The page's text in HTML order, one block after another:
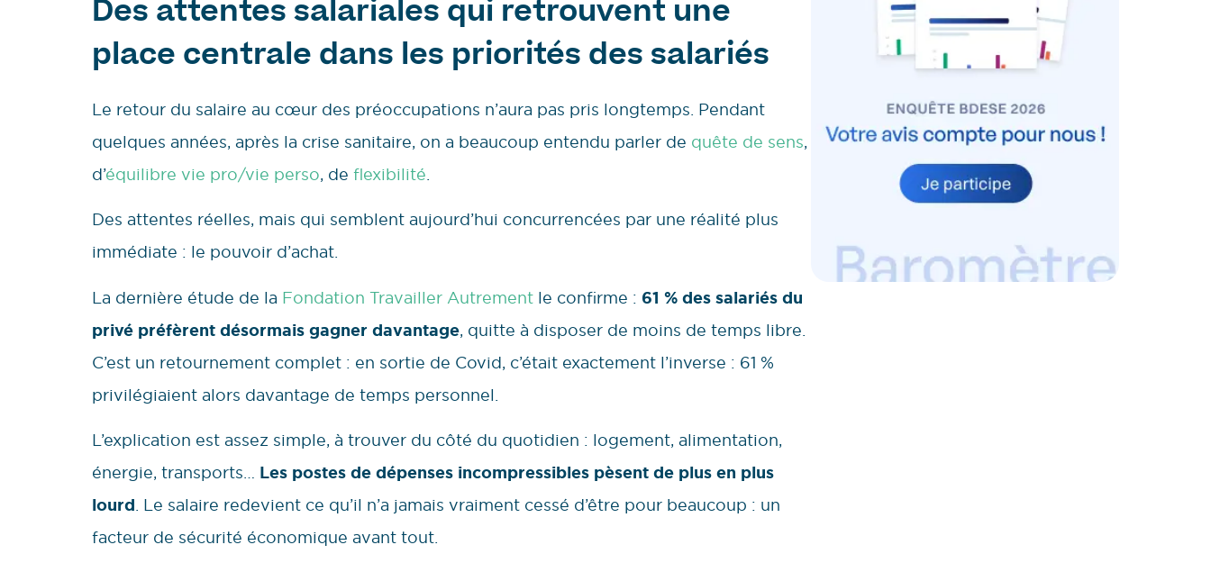
Des attentes salariales qui retrouvent une
place centrale dans les priorités des salariés
Le retour du salaire au cœur des préoccupations n’aura pas pris longtemps. Pendant
quelques années, après la crise sanitaire, on a beaucoup entendu parler de quête de sens,
d’équilibre vie pro/vie perso, de flexibilité.
Des attentes réelles, mais qui semblent aujourd’hui concurrencées par une réalité plus
immédiate : le pouvoir d’achat.
La dernière étude de la Fondation Travailler Autrement le confirme : 61 % des salariés du
privé préfèrent désormais gagner davantage, quitte à disposer de moins de temps libre.
C’est un retournement complet : en sortie de Covid, c’était exactement l’inverse : 61 %
privilégiaient alors davantage de temps personnel.
L’explication est assez simple, à trouver du côté du quotidien : logement, alimentation,
énergie, transports… Les postes de dépenses incompressibles pèsent de plus en plus
lourd. Le salaire redevient ce qu’il n’a jamais vraiment cessé d’être pour beaucoup : un
facteur de sécurité économique avant tout.